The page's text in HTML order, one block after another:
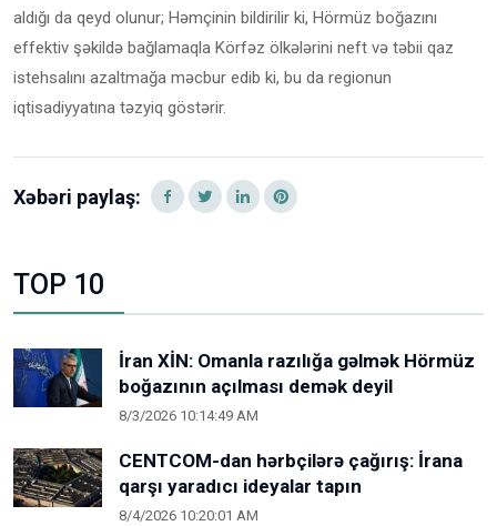
aldığı da qeyd olunur; Həmçinin bildirilir ki, Hörmüz boğazını
effektiv şəkildə bağlamaqla Körfəz ölkələrini neft və təbii qaz
istehsalını azaltmağa məcbur edib ki, bu da regionun
iqtisadiyyatına təzyiq göstərir.
Xəbəri paylaş:
TOP 10
İran XİN: Omanla razılığa gəlmək Hörmüz
boğazının açılması demək deyil
8/3/2026 10:14:49 AM
CENTCOM-dan hərbçilərə çağırış: İrana
qarşı yaradıcı ideyalar tapın
8/4/2026 10:20:01 AM